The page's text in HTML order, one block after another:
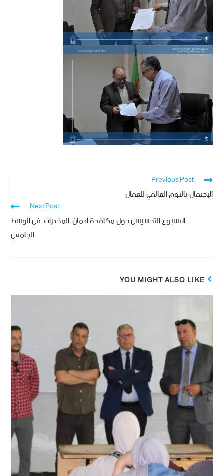
Previous Post
الإحتفال باليوم العالمي للعمال
Next Post
الاسبوع التحسيسي حول مكافحة ادمان المخدرات في الوسط
الجامعي
YOU MIGHT ALSO LIKE